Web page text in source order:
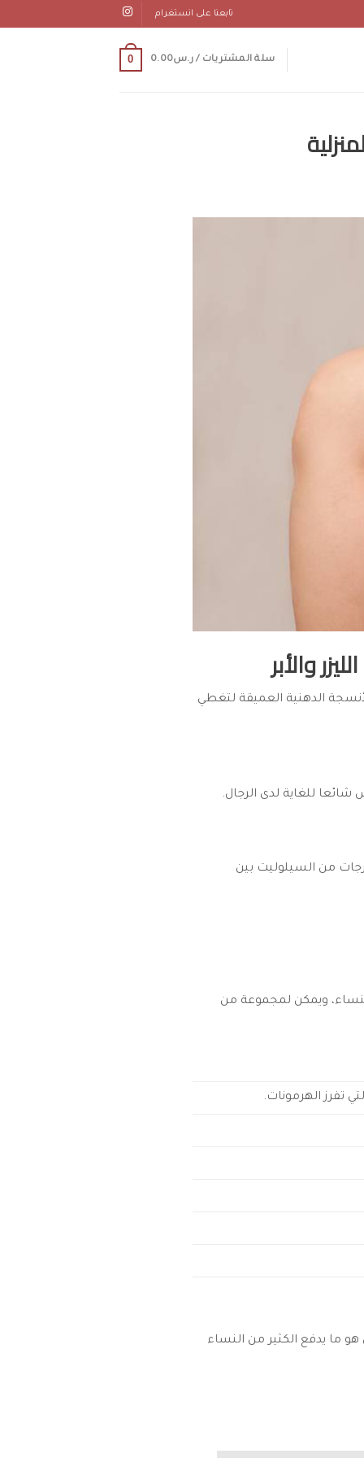
تابعنا على انستغرام
سلة المشتريات /ر.س0.00
0
والأبر
الدهنية العميقة لتغطي
للغاية لدى الرجال.
من السيلوليت بين
ويمكن لمجموعة من
تفرز الهرمونات.
ما يدفع الكثير من النساء